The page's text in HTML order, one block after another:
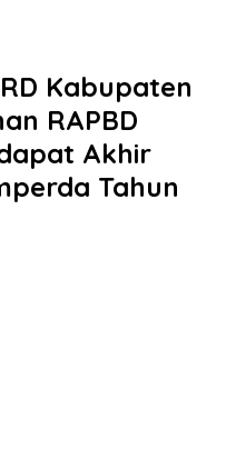
Kabupaten
RAPBD
Akhir
Tahun